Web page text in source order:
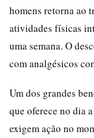
homens retorna ao
atividades físicas
uma semana. O
com analgésicos
Um dos grandes
que oferece no dia
exigem ação no